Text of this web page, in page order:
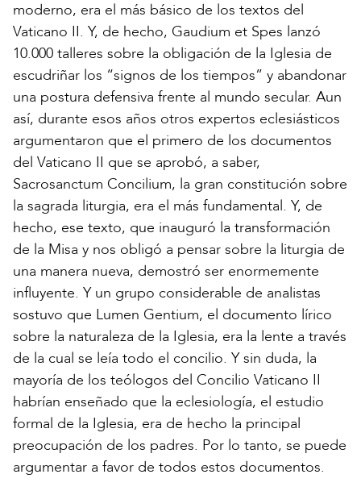
moderno, era el más básico de los textos del
Vaticano II. Y, de hecho, Gaudium et Spes lanzó
10.000 talleres sobre la obligación de la Iglesia de
escudriñar los “signos de los tiempos” y abandonar
una postura defensiva frente al mundo secular. Aun
así, durante esos años otros expertos eclesiásticos
argumentaron que el primero de los documentos
del Vaticano II que se aprobó, a saber,
Sacrosanctum Concilium, la gran constitución sobre
la sagrada liturgia, era el más fundamental. Y, de
hecho, ese texto, que inauguró la transformación
de la Misa y nos obligó a pensar sobre la liturgia de
una manera nueva, demostró ser enormemente
influyente. Y un grupo considerable de analistas
sostuvo que Lumen Gentium, el documento lírico
sobre la naturaleza de la Iglesia, era la lente a través
de la cual se leía todo el concilio. Y sin duda, la
mayoría de los teólogos del Concilio Vaticano II
habrían enseñado que la eclesiología, el estudio
formal de la Iglesia, era de hecho la principal
preocupación de los padres. Por lo tanto, se puede
argumentar a favor de todos estos documentos.